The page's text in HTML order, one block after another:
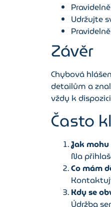
Udržujte
Závěr
Chybová
detailům a
vždy k
Často
Jak
Na
Co mám
Kdy se
Údržba